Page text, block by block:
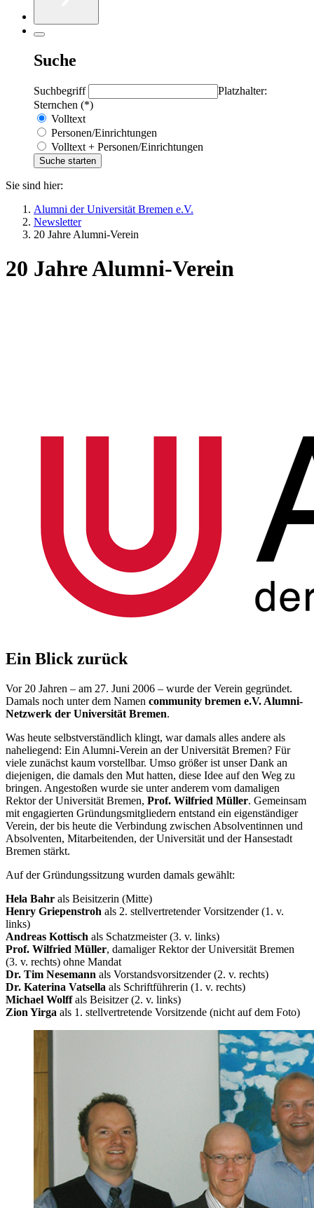
Suche
Suchbegriff
Platzhalter:
Sternchen (*)
Volltext
Personen/Einrichtungen
Volltext + Personen/Einrichtungen
Sie sind hier:
Alumni der Universität Bremen e.V.
Newsletter
20 Jahre Alumni-Verein
20 Jahre Alumni-Verein
Ein Blick zurück
Vor 20 Jahren – am 27. Juni 2006 – wurde der Verein gegründet.
Damals noch unter dem Namen community bremen e.V. Alumni-
Netzwerk der Universität Bremen.
Was heute selbstverständlich klingt, war damals alles andere als
naheliegend: Ein Alumni-Verein an der Universität Bremen? Für
viele zunächst kaum vorstellbar. Umso größer ist unser Dank an
diejenigen, die damals den Mut hatten, diese Idee auf den Weg zu
bringen. Angestoßen wurde sie unter anderem vom damaligen
Rektor der Universität Bremen, Prof. Wilfried Müller. Gemeinsam
mit engagierten Gründungsmitgliedern entstand ein eigenständiger
Verein, der bis heute die Verbindung zwischen Absolventinnen und
Absolventen, Mitarbeitenden, der Universität und der Hansestadt
Bremen stärkt.
Auf der Gründungssitzung wurden damals gewählt:
Hela Bahr als Beisitzerin (Mitte)
Henry Griepenstroh als 2. stellvertretender Vorsitzender (1. v.
links)
Andreas Kottisch als Schatzmeister (3. v. links)
Prof. Wilfried Müller, damaliger Rektor der Universität Bremen
(3. v. rechts) ohne Mandat
Dr. Tim Nesemann als Vorstandsvorsitzender (2. v. rechts)
Dr. Katerina Vatsella als Schriftführerin (1. v. rechts)
Michael Wolffals Beisitzer (2. v. links)
Zion Yirga als 1. stellvertretende Vorsitzende (nicht auf dem Foto)